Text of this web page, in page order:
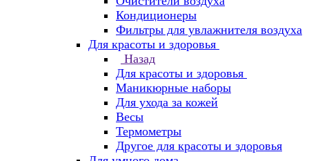
Кондиционеры
Фильтры для увлажнителя воздуха
Для красоты и здоровья
Назад
Для красоты и здоровья
Маникюрные наборы
Для ухода за кожей
Весы
Термометры
Другое для красоты и здоровья